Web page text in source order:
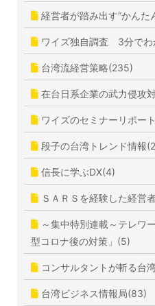
経営者が踏み出す”かんた
ワイズ独自調査 3分でわ
台湾流経営策略(235)
在台日系企業の武力侵攻
ワイズのセミナーリポー
段子の台湾トレンド情報
信長に学ぶDX(4)
ＳＡＲＳを経験した経営
～集中特別連載～テレワ
型コロナ後の対策」(5)
コンサルタントが斬る台
台湾ビジネス情報局(83)